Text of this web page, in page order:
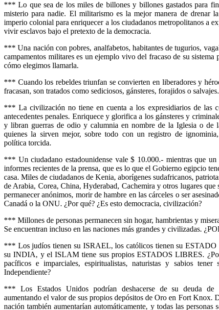
*** Lo que sea de los miles de billones y billones gastados para
misterio para nadie. El militarismo es la mejor manera de drenar
imperio colonial para enriquecer a los ciudadanos metropolitanos a
vivir esclavos bajo el pretexto de la democracia.
*** Una nación con pobres, analfabetos, habitantes de tugurios,
campamentos militares es un ejemplo vivo del fracaso de su
cómo elegimos llamarla.
*** Cuando los rebeldes triunfan se convierten en liberadores y
fracasan, son tratados como sediciosos, gánsteres, forajidos o salvajes.
*** La civilización no tiene en cuenta a los expresidiarios de las
antecedentes penales. Enriquece y glorifica a los gánsteres y
y libran guerras de odio y calumnia en nombre de la Iglesia o de
quienes la sirven mejor, sobre todo con un registro de
política torcida.
*** Un ciudadano estadounidense vale $ 10.000.- mientras que un
informes recientes de la prensa, que es lo que el Gobierno egipcio
casa. Miles de ciudadanos de Kenia, aborígenes sudafricanos,
de Arabia, Corea, China, Hyderabad, Cachemira y otros lugares que
permanecer anónimos, morir de hambre en las cárceles o ser
Canadá o la ONU. ¿Por qué? ¿Es esto democracia, civilización?
*** Millones de personas permanecen sin hogar, hambrientas y
Se encuentran incluso en las naciones más grandes y civilizadas.
*** Los judíos tienen su ISRAEL, los católicos tienen su
su INDIA, y el ISLAM tiene sus propios ESTADOS LIBRES.
pacíficos e imparciales, espiritualistas, naturistas y sabios
Independiente?
*** Los Estados Unidos podrían deshacerse de su deuda de
aumentando el valor de sus propios depósitos de Oro en Fort Knox.
nación también aumentarían automáticamente, y todas las personas